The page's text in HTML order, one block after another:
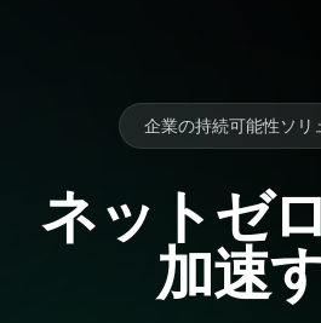
企業の持続可能性ソリ
ネットゼ
加速